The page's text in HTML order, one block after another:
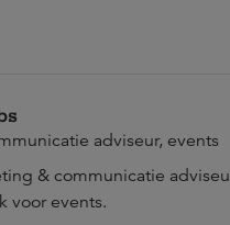
adviseur, events
& communicatie
voor events.